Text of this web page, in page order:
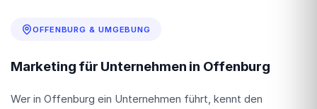
OFFENBURG & UMGEBUNG
Marketing für Unternehmen in Offenburg
Wer in Offenburg ein Unternehmen führt, kennt den